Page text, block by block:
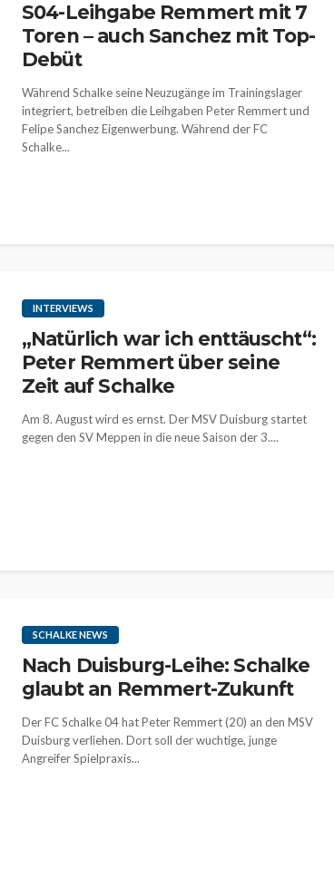
S04-Leihgabe Remmert mit 7
Toren – auch Sanchez mit Top-
Debüt
Während Schalke seine Neuzugänge im Trainingslager
integriert, betreiben die Leihgaben Peter Remmert und
Felipe Sanchez Eigenwerbung. Während der FC
Schalke...
INTERVIEWS
„Natürlich war ich enttäuscht“:
Peter Remmert über seine
Zeit auf Schalke
Am 8. August wird es ernst. Der MSV Duisburg startet
gegen den SV Meppen in die neue Saison der 3....
SCHALKE NEWS
Nach Duisburg-Leihe: Schalke
glaubt an Remmert-Zukunft
Der FC Schalke 04 hat Peter Remmert (20) an den MSV
Duisburg verliehen. Dort soll der wuchtige, junge
Angreifer Spielpraxis...